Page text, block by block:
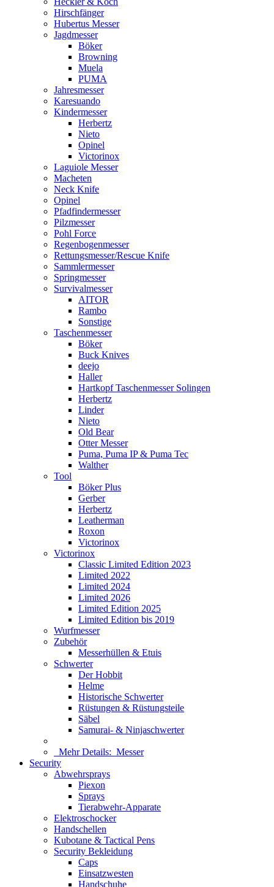
Hirschfänger
Hubertus Messer
Jagdmesser
Böker
Browning
Muela
PUMA
Jahresmesser
Karesuando
Kindermesser
Herbertz
Nieto
Opinel
Victorinox
Laguiole Messer
Macheten
Neck Knife
Opinel
Pfadfindermesser
Pilzmesser
Pohl Force
Regenbogenmesser
Rettungsmesser/Rescue Knife
Sammlermesser
Springmesser
Survivalmesser
AITOR
Rambo
Sonstige
Taschenmesser
Böker
Buck Knives
deejo
Haller
Hartkopf Taschenmesser Solingen
Herbertz
Linder
Nieto
Old Bear
Otter Messer
Puma, Puma IP & Puma Tec
Walther
Tool
Böker Plus
Gerber
Herbertz
Leatherman
Roxon
Victorinox
Victorinox
Classic Limited Edition 2023
Limited 2022
Limited 2024
Limited 2026
Limited Edition 2025
Limited Edition bis 2019
Wurfmesser
Zubehör
Messerhüllen & Etuis
Schwerter
Der Hobbit
Helme
Historische Schwerter
Rüstungen & Rüstungsteile
Säbel
Samurai- & Ninjaschwerter
Mehr Details: Messer
Security
Abwehrsprays
Piexon
Sprays
Tierabwehr-Apparate
Elektroschocker
Handschellen
Kubotane & Tactical Pens
Security Bekleidung
Caps
Einsatzwesten
Handschuhe